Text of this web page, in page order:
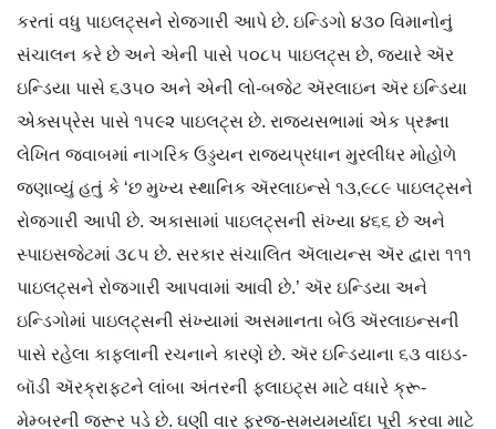
કરતાં વધુ પાઇલટ્સને રોજગારી આપે છે. ઇન્ડિગો ૪૩૦ વિમાનોનું
સંચાલન કરે છે અને એની પાસે ૫૦૮૫ પાઇલટ્સ છે, જ્યારે ઍર
ઇન્ડિયા પાસે ૬૩૫૦ અને એની લો-બજેટ ઍરલાઇન ઍર ઇન્ડિયા
એક્સપ્રેસ પાસે ૧૫૯૨ પાઇલટ્સ છે. રાજ્યસભામાં એક પ્રશ્નના
લેખિત જવાબમાં નાગરિક ઉડ્ડયન રાજ્યપ્રધાન મુરલીધર મોહોળે
જણાવ્યું હતું કે ‘છ મુખ્ય સ્થાનિક ઍરલાઇન્સે ૧૩,૯૮૯ પાઇલટ્સને
રોજગારી આપી છે. અકાસામાં પાઇલટ્સની સંખ્યા ૪૬૬ છે અને
સ્પાઇસજેટમાં ૩૮૫ છે. સરકાર સંચાલિત ઍલાયન્સ ઍર દ્વારા ૧૧૧
પાઇલટ્સને રોજગારી આપવામાં આવી છે.’ ઍર ઇન્ડિયા અને
ઇન્ડિગોમાં પાઇલટ્સની સંખ્યામાં અસમાનતા બેઉ ઍરલાઇન્સની
પાસે રહેલા કાફલાની રચનાને કારણે છે. ઍર ઇન્ડિયાના ૬૩ વાઇડ-
બૉડી ઍરક્રાફ્ટને લાંબા અંતરની ફ્લાઇટ્સ માટે વધારે ક્રૂ-
મેમ્બરની જરૂર પડે છે. ઘણી વાર ફરજ-સમયમર્યાદા પૂરી કરવા માટે